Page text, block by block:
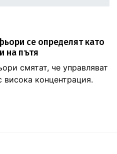
се определят като
на пътя
смятат, че управляват
концентрация.